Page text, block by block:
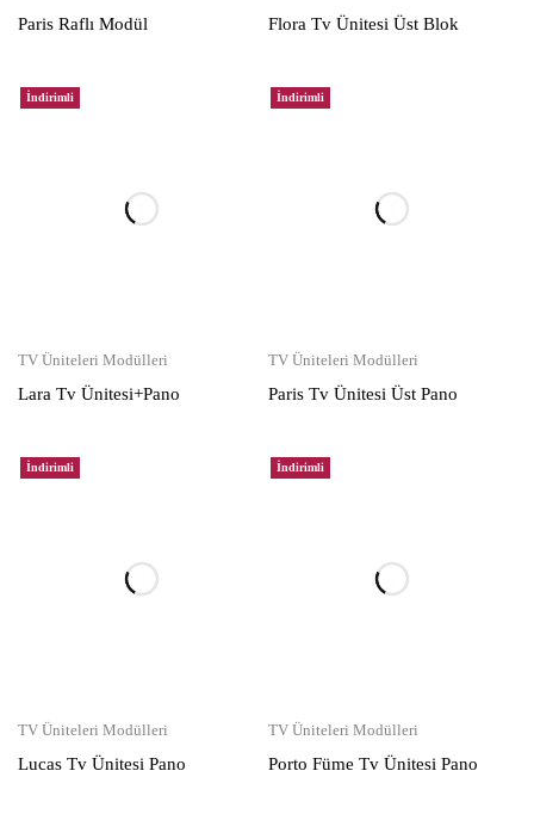
Paris Raflı Modül Flora Tv Ünitesi Üst Blok
İndirimli
TV Üniteleri Modülleri
Lara Tv Ünitesi+Pano
İndirimli
TV Üniteleri Modülleri
Paris Tv Ünitesi Üst Pano
İndirimli
TV Üniteleri Modülleri
Lucas Tv Ünitesi Pano
İndirimli
TV Üniteleri Modülleri
Porto Füme Tv Ünitesi Pano